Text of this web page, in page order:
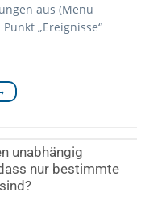
aus (Menü
„Ereignisse“
unabhängig
nur bestimmte